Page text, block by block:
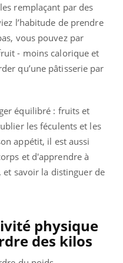
remplaçant par des
l’habitude de prendre
vous pouvez par
- moins calorique et
qu’une pâtisserie par
équilibré : fruits et
les féculents et les
appétit, il est aussi
et d'apprendre à
savoir la distinguer de
physique
des kilos